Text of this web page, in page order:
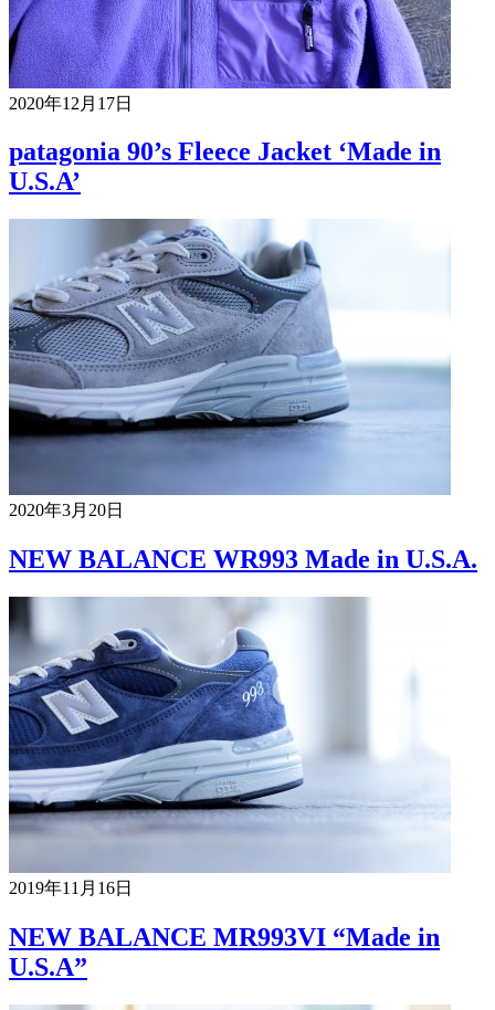
2020年12月17日
patagonia 90’s Fleece Jacket ‘Made in
U.S.A’
2020年3月20日
NEW BALANCE WR993 Made in U.S.A.
2019年11月16日
NEW BALANCE MR993VI “Made in
U.S.A”